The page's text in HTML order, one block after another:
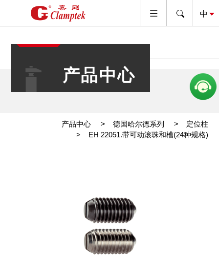
产品中心
产品中心 德国哈尔德系列
定位柱
EH 22051.带可动滚珠和槽(24种规格)